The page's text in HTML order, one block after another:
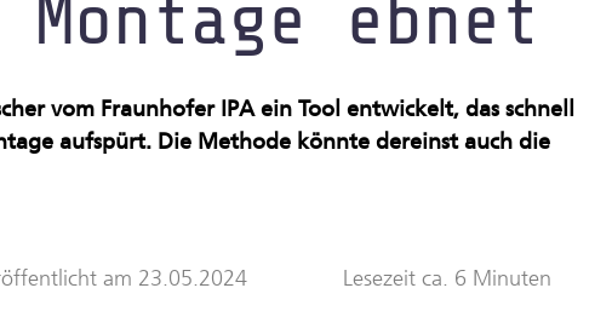
ebnet
vom Fraunhofer IPA ein Tool entwickelt, das schnell
aufspürt. Die Methode könnte dereinst auch die
am 23.05.2024 Lesezeit ca. 6 Minuten